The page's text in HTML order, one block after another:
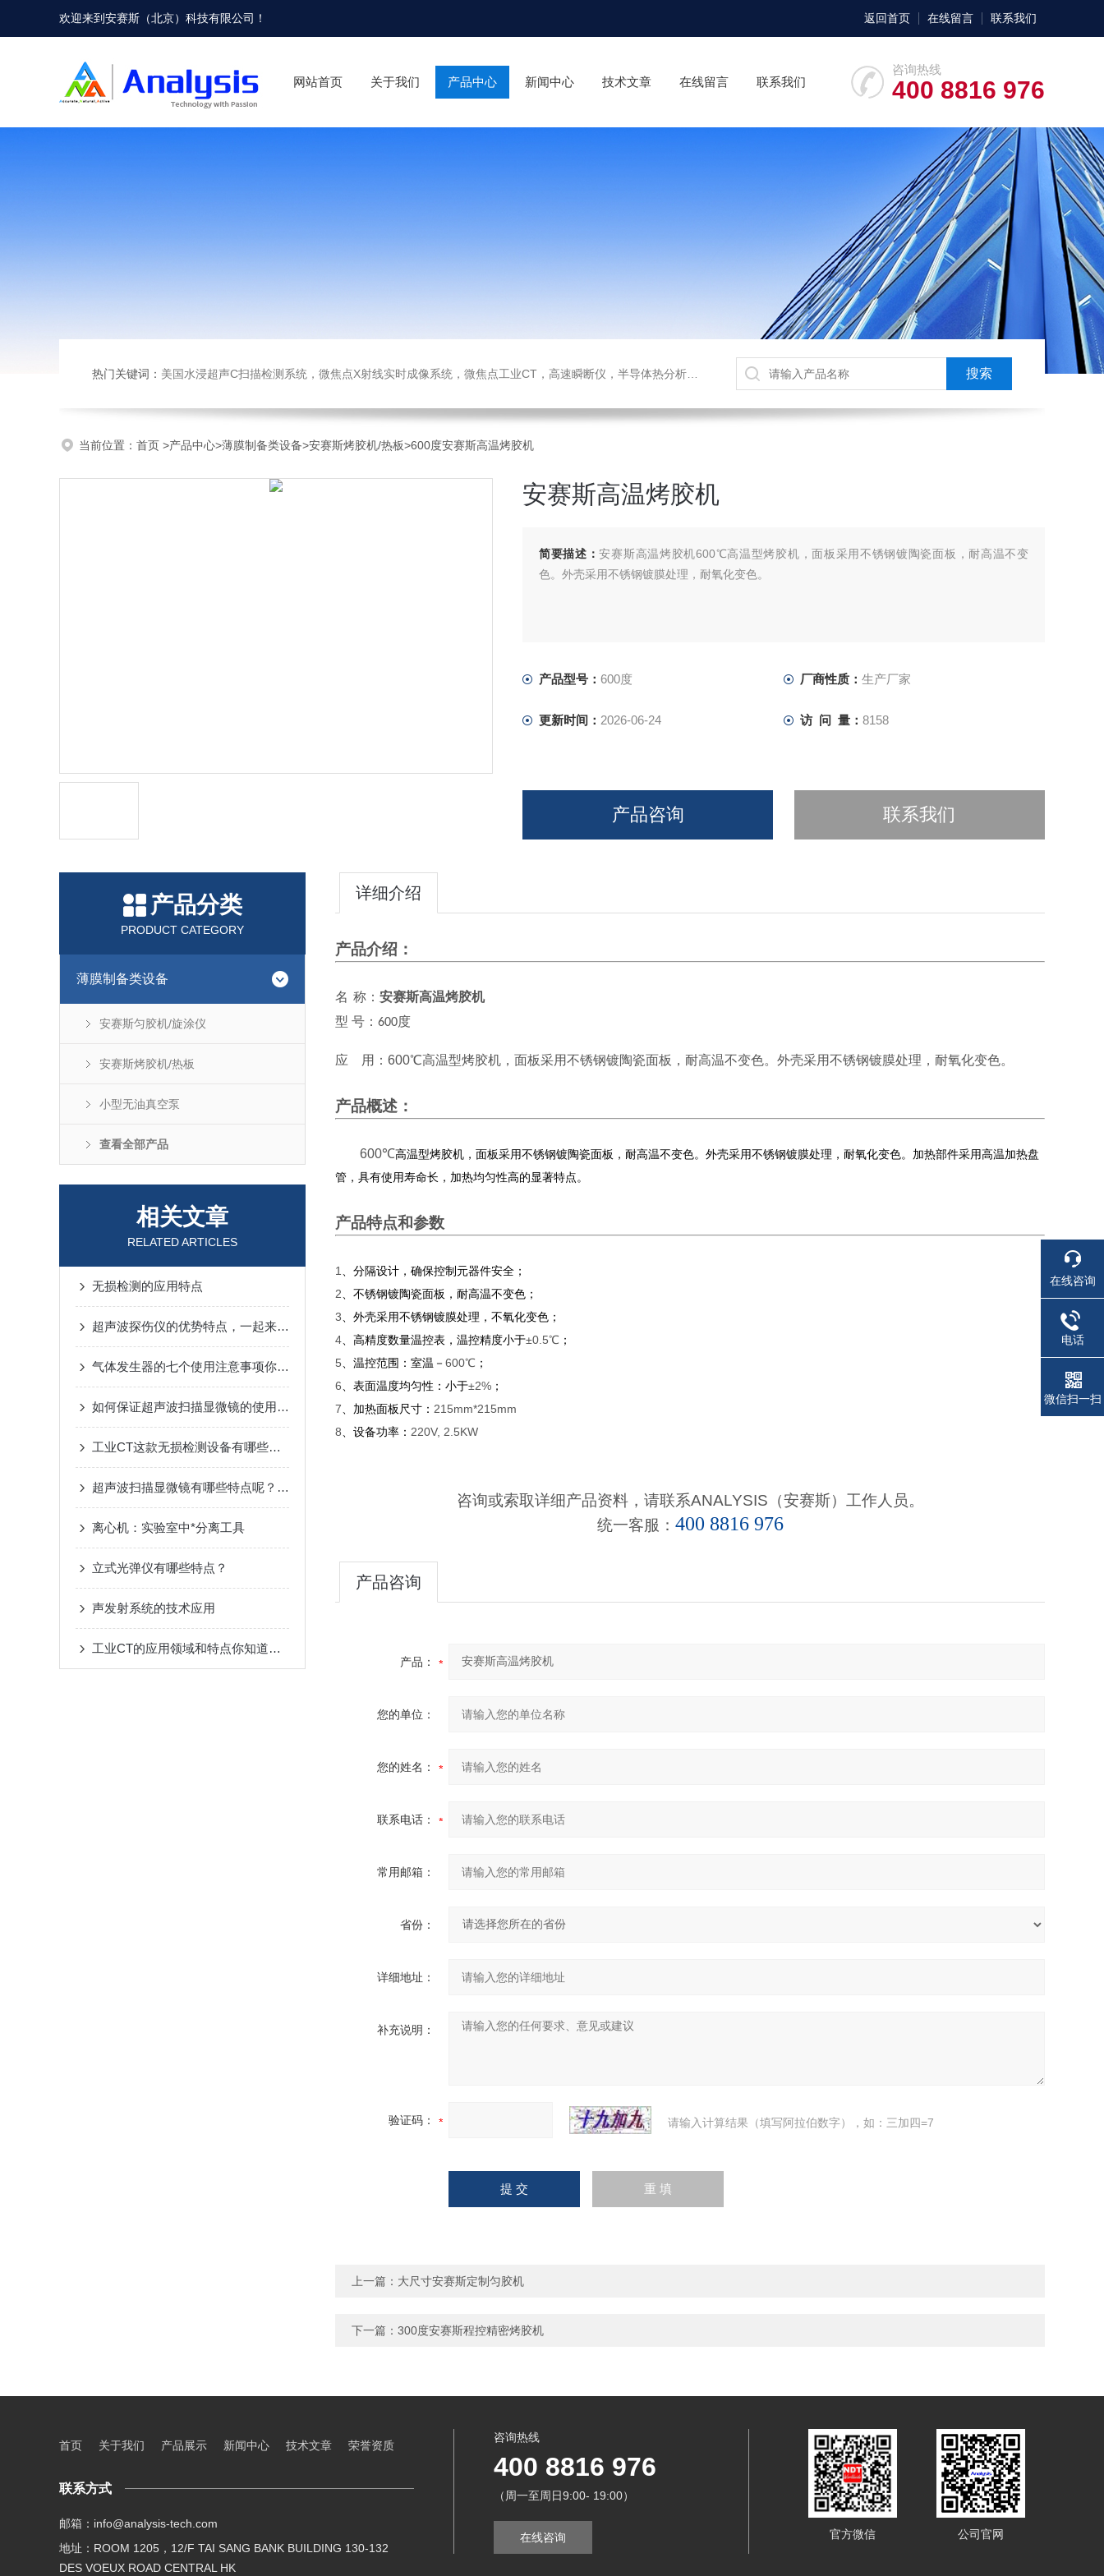
欢迎来到安赛斯（北京）科技有限公司 ！ 返回首页 在线留言 联系我们
咨询热线
400 8816 976
网站首页 关于我们 产品中心 新闻中心 技术文章 在线留言 联系我们
热门关键词： 美国水浸超声C扫描检测系统，微焦点X射线实时成像系统，微焦点工业CT，高速瞬断仪，半导体热分析仪，材料热导率测试仪，材料热膨胀系数测试仪，进口离心机，可编程匀胶机烤胶机热板，光弹仪应力双折射仪
当前位置： 首页 >产品中心>薄膜制备类设备>安赛斯烤胶机/热板>600度安赛斯高温烤胶机
安赛斯高温烤胶机
简要描述：安赛斯高温烤胶机600℃高温型烤胶机，面板采用不锈钢镀陶瓷面板，耐高温不变
色。外壳采用不锈钢镀膜处理，耐氧化变色。
产品型号： 600度 厂商性质： 生产厂家
更新时间： 2026-06-24 访 问 量： 8158
产品咨询 联系我们
产品分类
PRODUCT CATEGORY
薄膜制备类设备
安赛斯匀胶机/旋涂仪
安赛斯烤胶机/热板
小型无油真空泵
查看全部产品
相关文章
RELATED ARTICLES
无损检测的应用特点
超声波探伤仪的优势特点，一起来看看吧
气体发生器的七个使用注意事项你知道吗？
如何保证超声波扫描显微镜的使用寿命及可靠性呢？
工业CT这款无损检测设备有哪些用处呢？
超声波扫描显微镜有哪些特点呢？来了解下
离心机：实验室中*分离工具
立式光弹仪有哪些特点？
声发射系统的技术应用
工业CT的应用领域和特点你知道有哪些吗？
详细介绍
产品介绍：
名 称： 安赛斯高温烤胶机
型 号： 600度
应 用： 600℃高温型烤胶机，面板采用不锈钢镀陶瓷面板，耐高温不变色。外壳采用不锈钢镀膜处理，耐氧化变色。
产品概述：
600℃高温型烤胶机，面板采用不锈钢镀陶瓷面板，耐高温不变色。外壳采用不锈钢镀膜处理，耐氧化变色。加热部件采用高温加热盘
管，具有使用寿命长，加热均匀性高的显著特点。
产品特点和参数
1
、分隔设计，确保控制元器件安全；
2 、不锈钢镀陶瓷面板，耐高温不变色；
3 、外壳采用不锈钢镀膜处理，不氧化变色；
4 、高精度数量温控表，温控精度小于±0.5℃ ；
5 、温控范围：室温－ 600℃ ；
6 、表面温度均匀性：小于±2% ；
7 、加热面板尺寸： 215mm*215mm
8 、设备功率： 220V, 2.5KW
咨询或索取详细产品资料，请联系ANALYSIS （安赛斯） 工作人员。
统一客服： 400 8816 976
产品咨询
产品：
您的单位：
您的姓名：
联系电话：
常用邮箱：
省份：
详细地址：
补充说明：
验证码： 请输入计算结果（填写阿拉伯数字），如：三加四=7
上一篇： 大尺寸安赛斯定制匀胶机
下一篇： 300度安赛斯程控精密烤胶机
首页 关于我们 产品展示 新闻中心 技术文章 荣誉资质
联系方式
邮箱：info@analysis-tech.com
地址：ROOM 1205，12/F TAI SANG BANK BUILDING 130-132
DES VOEUX ROAD CENTRAL HK
咨询热线
400 8816 976
（周一至周日9:00- 19:00）
在线咨询 官方微信 公司官网
在线咨询
电话
微信扫一扫